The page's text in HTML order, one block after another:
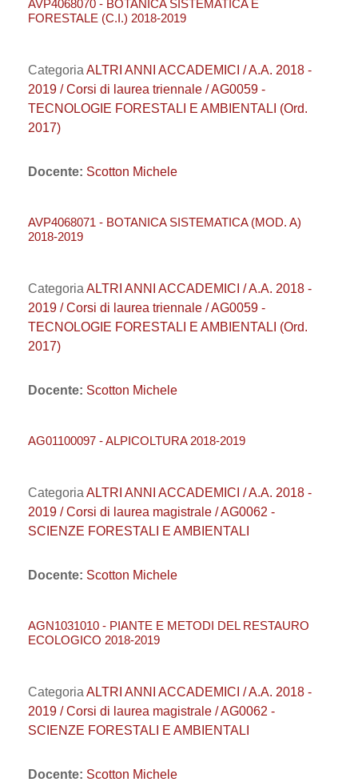
AVP4068070 - BOTANICA SISTEMATICA E
FORESTALE (C.I.) 2018-2019
Categoria ALTRI ANNI ACCADEMICI / A.A. 2018 -
2019 / Corsi di laurea triennale / AG0059 -
TECNOLOGIE FORESTALI E AMBIENTALI (Ord.
2017)
Docente: Scotton Michele
AVP4068071 - BOTANICA SISTEMATICA (MOD. A)
2018-2019
Categoria ALTRI ANNI ACCADEMICI / A.A. 2018 -
2019 / Corsi di laurea triennale / AG0059 -
TECNOLOGIE FORESTALI E AMBIENTALI (Ord.
2017)
Docente: Scotton Michele
AG01100097 - ALPICOLTURA 2018-2019
Categoria ALTRI ANNI ACCADEMICI / A.A. 2018 -
2019 / Corsi di laurea magistrale / AG0062 -
SCIENZE FORESTALI E AMBIENTALI
Docente: Scotton Michele
AGN1031010 - PIANTE E METODI DEL RESTAURO
ECOLOGICO 2018-2019
Categoria ALTRI ANNI ACCADEMICI / A.A. 2018 -
2019 / Corsi di laurea magistrale / AG0062 -
SCIENZE FORESTALI E AMBIENTALI
Docente: Scotton Michele